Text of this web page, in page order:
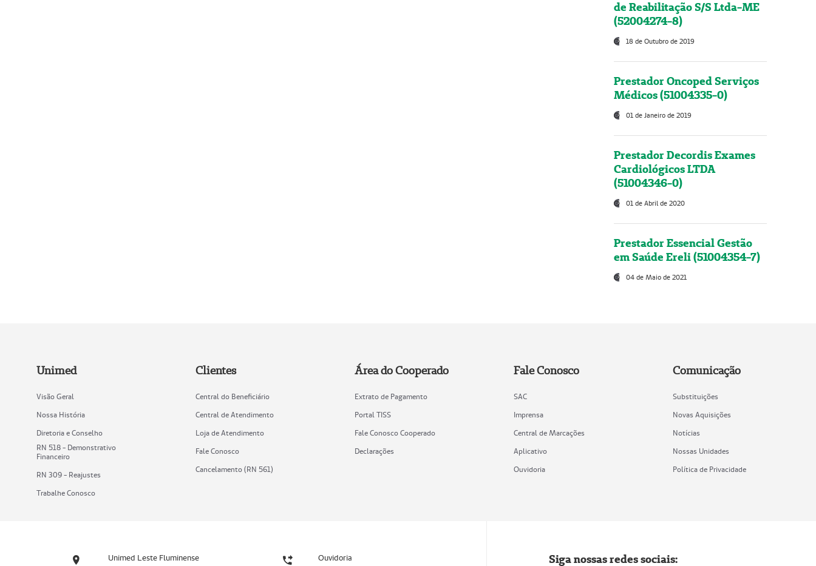
de Reabilitação S/S Ltda-ME
(52004274-8)
18 de Outubro de 2019
Prestador Oncoped Serviços
Médicos (51004335-0)
01 de Janeiro de 2019
Prestador Decordis Exames
Cardiológicos LTDA
(51004346-0)
01 de Abril de 2020
Prestador Essencial Gestão
em Saúde Ereli (51004354-7)
04 de Maio de 2021
Unimed
Visão Geral
Nossa História
Diretoria e Conselho
RN 518 - Demonstrativo
Financeiro
RN 309 - Reajustes
Trabalhe Conosco
Clientes
Central do Beneficiário
Central de Atendimento
Loja de Atendimento
Fale Conosco
Cancelamento (RN 561)
Área do Cooperado
Extrato de Pagamento
Portal TISS
Fale Conosco Cooperado
Declarações
Fale Conosco
SAC
Imprensa
Central de Marcações
Aplicativo
Ouvidoria
Comunicação
Substituições
Novas Aquisições
Notícias
Nossas Unidades
Política de Privacidade
Unimed Leste Fluminense Ouvidoria Siga nossas redes sociais: